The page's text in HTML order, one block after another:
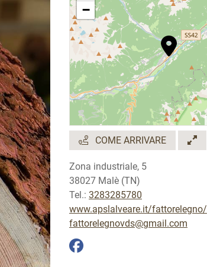
−
COME ARRIVARE
Zona industriale, 5
38027 Malè (TN)
Tel.: 3283285780
www.apslalveare.it/fattorelegno/
fattorelegnovds@gmail.com